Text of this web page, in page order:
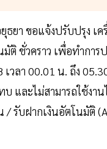
ธยา ขอแจ้งปรับปรุง เค
ติ ชั่วคราว เพื่อทำการ
วลา 00.01 น. ถึง
และไม่สามารถใช้งา
/ รับฝากเงินอัตโนมัติ